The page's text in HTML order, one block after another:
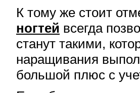
К тому же стоит
ногтей всегда
станут такими,
наращивания
большой плюс с